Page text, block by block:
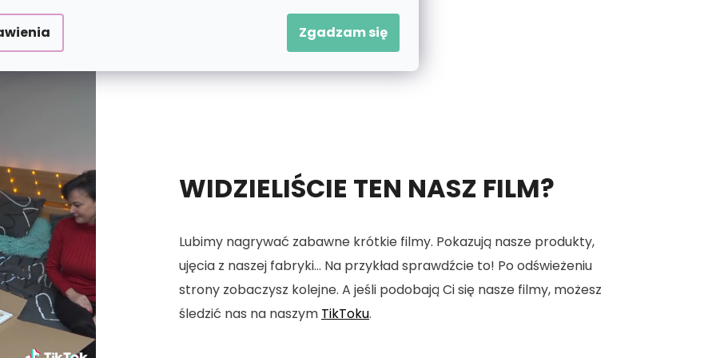
Zgadzam się
WIDZIELIŚCIE TEN NASZ FILM?
Lubimy nagrywać zabawne krótkie filmy. Pokazują nasze produkty,
ujęcia z naszej fabryki... Na przykład sprawdźcie to! Po odświeżeniu
strony zobaczysz kolejne. A jeśli podobają Ci się nasze filmy, możesz
śledzić nas na naszym TikToku.